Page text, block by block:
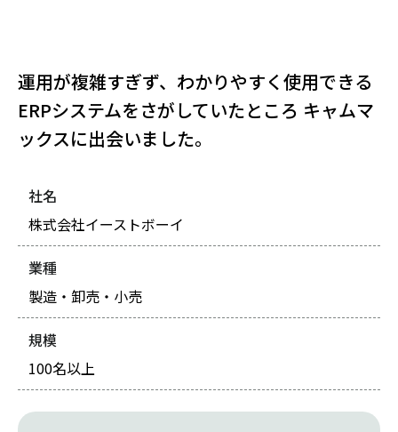
運用が複雑すぎず、わかりやすく使用できる
ERPシステムをさがしていたところ キャムマ
ックスに出会いました。
社名
株式会社イーストボーイ
業種
製造・卸売・小売
規模
100名以上